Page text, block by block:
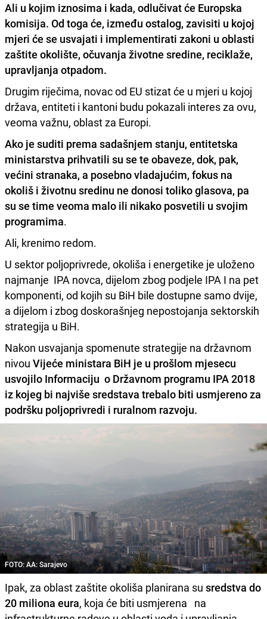
Ali u kojim iznosima i kada, odlučivat će Europska
komisija. Od toga će, između ostalog, zavisiti u kojoj
mjeri će se usvajati i implementirati zakoni u oblasti
zaštite okolište, očuvanja životne sredine, reciklaže,
upravljanja otpadom.
Drugim riječima, novac od EU stizat će u mjeri u kojoj
država, entiteti i kantoni budu pokazali interes za ovu,
veoma važnu, oblast za Europi.
Ako je suditi prema sadašnjem stanju, entitetska
ministarstva prihvatili su se te obaveze, dok, pak,
većini stranaka, a posebno vladajućim, fokus na
okoliš i životnu sredinu ne donosi toliko glasova, pa
su se time veoma malo ili nikako posvetili u svojim
programima.
Ali, krenimo redom.
U sektor poljoprivrede, okoliša i energetike je uloženo
najmanje IPA novca, dijelom zbog podjele IPA I na pet
komponenti, od kojih su BiH bile dostupne samo dvije,
a dijelom i zbog doskorašnjeg nepostojanja sektorskih
strategija u BiH.
Nakon usvajanja spomenute strategije na državnom
nivou Vijeće ministara BiH je u prošlom mjesecu
usvojilo Informaciju o Državnom programu IPA 2018
iz kojeg bi najviše sredstava trebalo biti usmjereno za
podršku poljoprivredi i ruralnom razvoju.
FOTO: AA: Sarajevo
Ipak, za oblast zaštite okoliša planirana su sredstva do
20 miliona eura, koja će biti usmjerena na